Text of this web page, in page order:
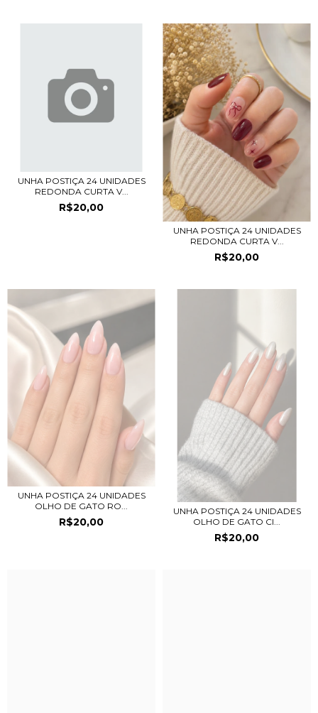
UNHA POSTIÇA 24 UNIDADES
REDONDA CURTA V...
R$20,00
UNHA POSTIÇA 24 UNIDADES
REDONDA CURTA V...
R$20,00
UNHA POSTIÇA 24 UNIDADES
OLHO DE GATO RO...
R$20,00
UNHA POSTIÇA 24 UNIDADES
OLHO DE GATO CI...
R$20,00